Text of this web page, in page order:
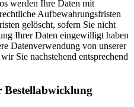
werden Ihre Daten mit
Aufbewahrungsfristen
gelöscht, sofern Sie nicht
Ihrer Daten eingewilligt haben
Datenverwendung von unserer
Sie nachstehend entsprechend